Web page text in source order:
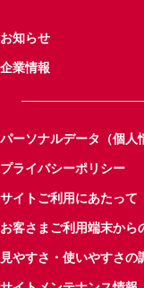
お知らせ
企業情報
パーソナルデータ（個人
プライバシーポリシー
サイトご利用にあたって
お客さまご利用端末から
見やすさ・使いやすさの